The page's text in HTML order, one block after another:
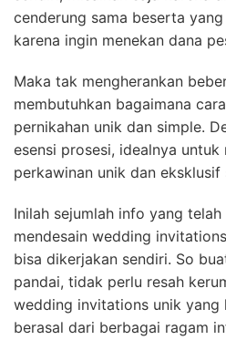
cenderung sama beserta
karena ingin menekan dana
Maka tak mengherankan
membutuhkan bagaimana
pernikahan unik dan simple.
esensi prosesi, idealnya untuk
perkawinan unik dan eksklusif
Inilah sejumlah info yang
mendesain wedding
bisa dikerjakan sendiri. So
pandai, tidak perlu resah
wedding invitations unik yang
berasal dari berbagai ragam